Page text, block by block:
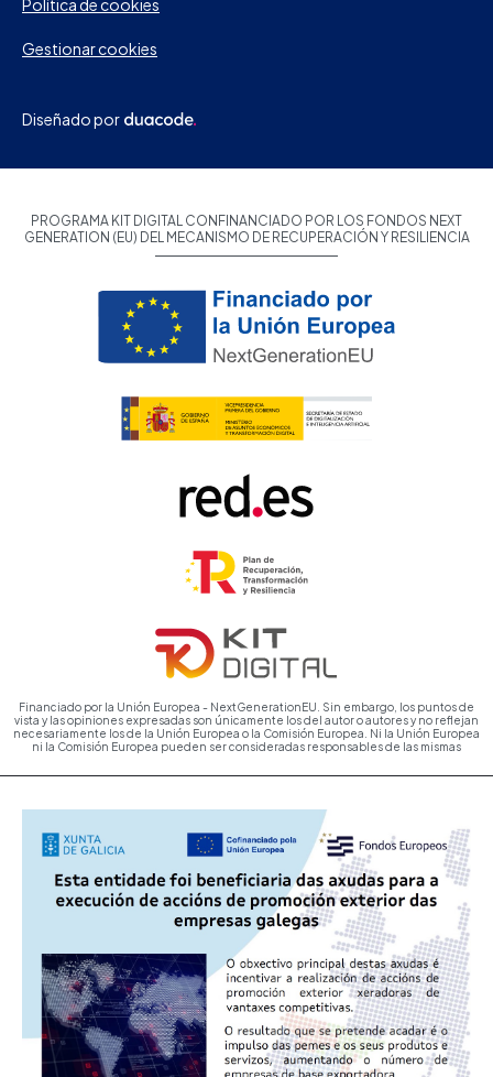
Política de cookies
Gestionar cookies
Diseñado por
PROGRAMA KIT DIGITAL CONFINANCIADO POR LOS FONDOS NEXT
GENERATION (EU) DEL MECANISMO DE RECUPERACIÓN Y RESILIENCIA
Financiado por la Unión Europea - NextGenerationEU. Sin embargo, los puntos de
vista y las opiniones expresadas son únicamente los del autor o autores y no reflejan
necesariamente los de la Unión Europea o la Comisión Europea. Ni la Unión Europea
ni la Comisión Europea pueden ser consideradas responsables de las mismas